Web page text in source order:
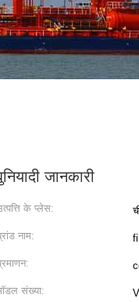
जानकारी
के प्लेस:
नाम:
संख्या: